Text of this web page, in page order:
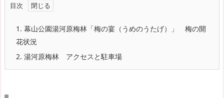
目次
1. 幕山公園湯河原梅林「梅の宴（うめのうたげ）」 梅の開
花状況
2. 湯河原梅林 アクセスと駐車場